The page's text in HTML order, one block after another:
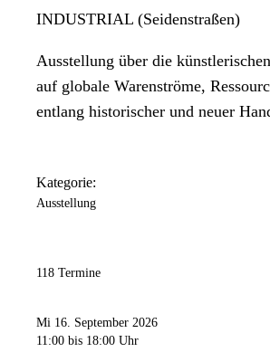
INDUSTRIAL (Seidenstraßen)
Ausstellung über die
auf globale Warenströme,
entlang historischer und neuer
Kategorie:
Ausstellung
118 Termine
Mi 16. September 2026
11:00 bis 18:00 Uhr